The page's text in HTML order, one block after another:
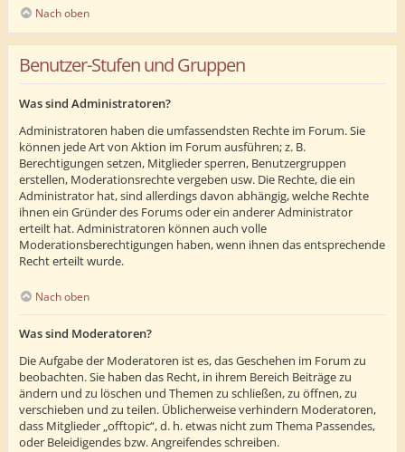
Nach oben
Benutzer-Stufen und Gruppen
Was sind Administratoren?
Administratoren haben die umfassendsten Rechte im Forum. Sie
können jede Art von Aktion im Forum ausführen; z. B.
Berechtigungen setzen, Mitglieder sperren, Benutzergruppen
erstellen, Moderationsrechte vergeben usw. Die Rechte, die ein
Administrator hat, sind allerdings davon abhängig, welche Rechte
ihnen ein Gründer des Forums oder ein anderer Administrator
erteilt hat. Administratoren können auch volle
Moderationsberechtigungen haben, wenn ihnen das entsprechende
Recht erteilt wurde.
Nach oben
Was sind Moderatoren?
Die Aufgabe der Moderatoren ist es, das Geschehen im Forum zu
beobachten. Sie haben das Recht, in ihrem Bereich Beiträge zu
ändern und zu löschen und Themen zu schließen, zu öffnen, zu
verschieben und zu teilen. Üblicherweise verhindern Moderatoren,
dass Mitglieder „offtopic“, d. h. etwas nicht zum Thema Passendes,
oder Beleidigendes bzw. Angreifendes schreiben.